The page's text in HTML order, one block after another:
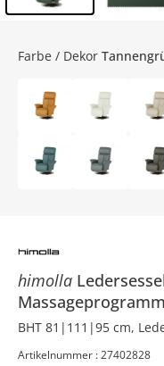
himolla
BHT 81|111|95 cm,
Artikelnummer : 27402828
Farbe / Dekor